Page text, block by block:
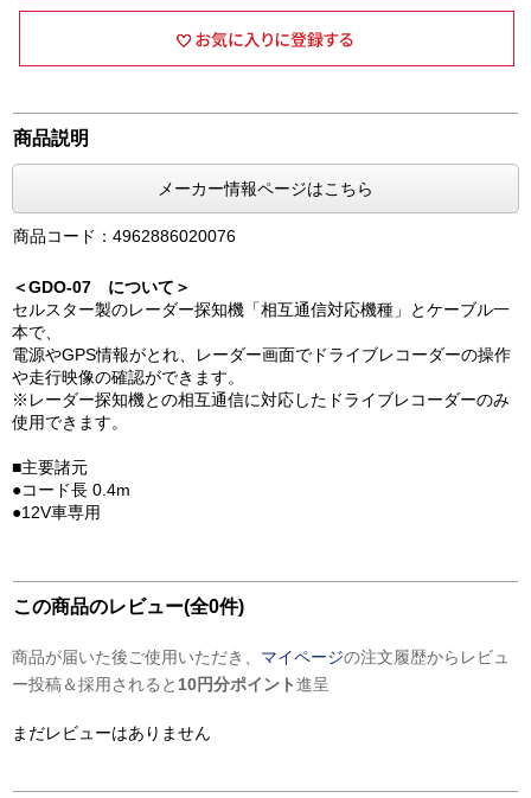
商品説明
メーカー情報ページはこちら
商品コード：4962886020076
＜GDO-07 について＞
セルスター製のレーダー探知機「相互通信対応機種」とケーブル一
本で、
電源やGPS情報がとれ、レーダー画面でドライブレコーダーの操作
や走行映像の確認ができます。
※レーダー探知機との相互通信に対応したドライブレコーダーのみ
使用できます。
■主要諸元
●コード長 0.4m
●12V車専用
この商品のレビュー(全0件)
商品が届いた後ご使用いただき、 マイページの注文履歴からレビュ
ー投稿＆採用されると 10円分ポイント進呈
まだレビューはありません